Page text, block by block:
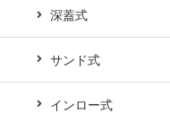
深蓋式
サンド式
インロー式